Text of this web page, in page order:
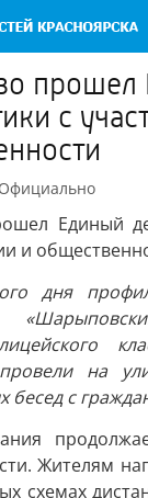
прошел
с
Официально
Единый
и
дня
на
бесед с
Жителям
схемах